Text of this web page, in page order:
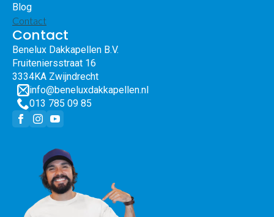
Blog
Contact
Contact
Benelux Dakkapellen B.V.
Fruiteniersstraat 16
3334KA Zwijndrecht
info@beneluxdakkapellen.nl
013 785 09 85